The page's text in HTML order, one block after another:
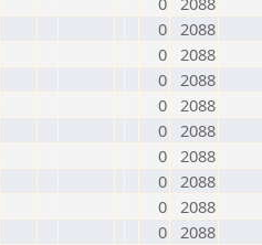
0 2088
0 2088
0 2088
0 2088
0 2088
0 2088
0 2088
0 2088
0 2088